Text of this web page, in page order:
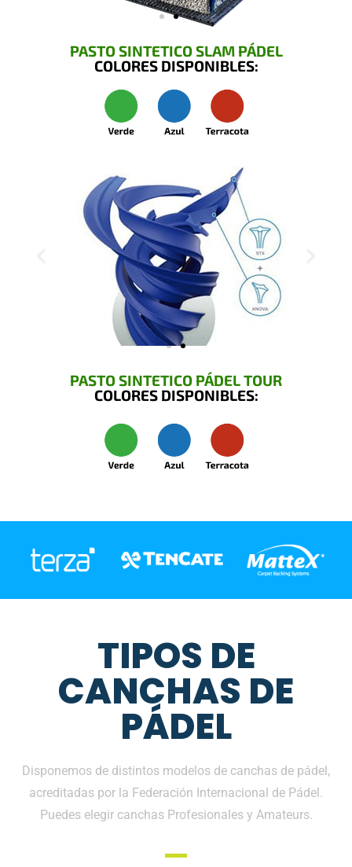
PASTO SINTETICO SLAM PÁDEL
COLORES DISPONIBLES:
PASTO SINTETICO PÁDEL TOUR
COLORES DISPONIBLES:
TIPOS DE
CANCHAS DE
PÁDEL
Disponemos de distintos modelos de canchas de pádel,
acreditadas por la Federación Internacional de Pádel.
Puedes elegir canchas Profesionales y Amateurs.